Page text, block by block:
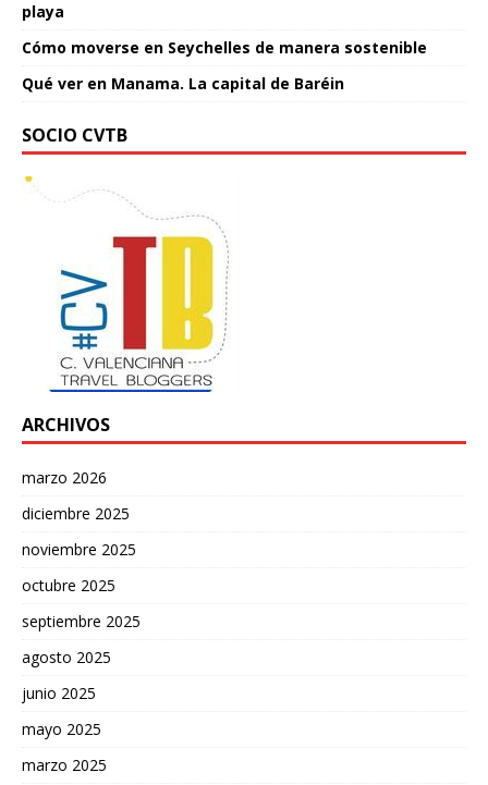
playa
Cómo moverse en Seychelles de manera sostenible
Qué ver en Manama. La capital de Baréin
SOCIO CVTB
ARCHIVOS
marzo 2026
diciembre 2025
noviembre 2025
octubre 2025
septiembre 2025
agosto 2025
junio 2025
mayo 2025
marzo 2025